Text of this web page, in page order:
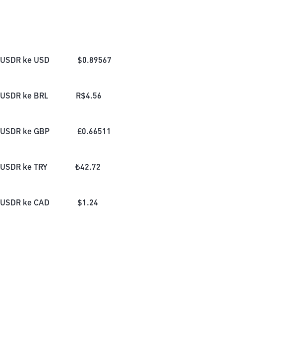
USDR ke USD $0.89567
USDR ke BRL R$4.56
USDR ke GBP £0.66511
USDR ke TRY ₺42.72
USDR ke CAD $1.24